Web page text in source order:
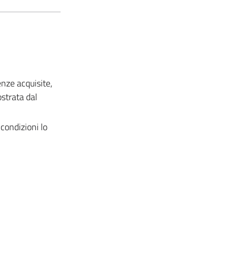
acquisite,
dal
lo